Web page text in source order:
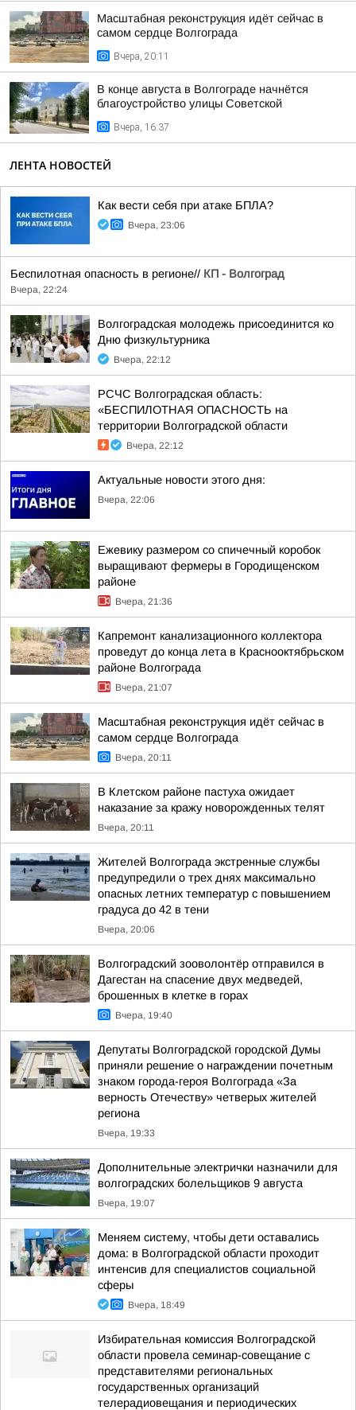
Масштабная реконструкция идёт сейчас в
самом сердце Волгограда
Вчера, 20:11
В конце августа в Волгограде начнётся
благоустройство улицы Советской
Вчера, 16:37
ЛЕНТА НОВОСТЕЙ
Как вести себя при атаке БПЛА?
Вчера, 23:06
Беспилотная опасность в регионе// КП - Волгоград
Вчера, 22:24
Волгоградская молодежь присоединится ко
Дню физкультурника
Вчера, 22:12
РСЧС Волгоградская область:
«БЕСПИЛОТНАЯ ОПАСНОСТЬ на
территории Волгоградской области
Вчера, 22:12
Актуальные новости этого дня:
Вчера, 22:06
Ежевику размером со спичечный коробок
выращивают фермеры в Городищенском
районе
Вчера, 21:36
Капремонт канализационного коллектора
проведут до конца лета в Краснооктябрьском
районе Волгограда
Вчера, 21:07
Масштабная реконструкция идёт сейчас в
самом сердце Волгограда
Вчера, 20:11
В Клетском районе пастуха ожидает
наказание за кражу новорожденных телят
Вчера, 20:11
Жителей Волгограда экстренные службы
предупредили о трех днях максимально
опасных летних температур с повышением
градуса до 42 в тени
Вчера, 20:06
Волгоградский зооволонтёр отправился в
Дагестан на спасение двух медведей,
брошенных в клетке в горах
Вчера, 19:40
Депутаты Волгоградской городской Думы
приняли решение о награждении почетным
знаком города-героя Волгограда «За
верность Отечеству» четверых жителей
региона
Вчера, 19:33
Дополнительные электрички назначили для
волгоградских болельщиков 9 августа
Вчера, 19:07
Меняем систему, чтобы дети оставались
дома: в Волгоградской области проходит
интенсив для специалистов социальной
сферы
Вчера, 18:49
Избирательная комиссия Волгоградской
области провела семинар-совещание с
представителями региональных
государственных организаций
телерадиовещания и периодических